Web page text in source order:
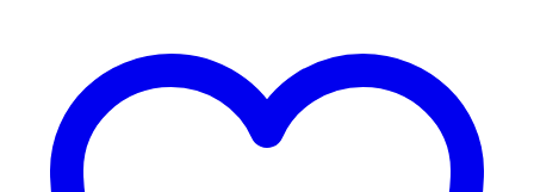
mennyiség